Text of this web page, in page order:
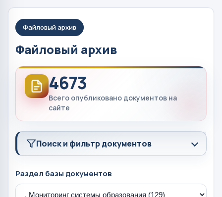
Файловый архив
Файловый архив
4673
Всего опубликовано документов на
сайте
Поиск и фильтр документов
Раздел базы документов